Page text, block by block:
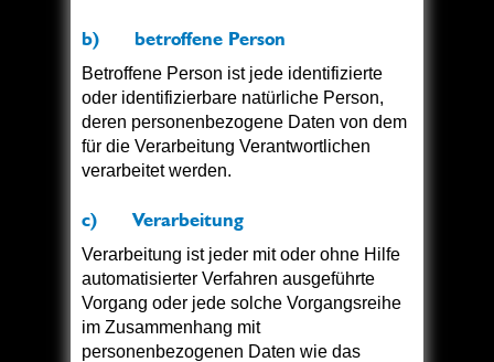
b) betroffene Person
Betroffene Person ist jede identifizierte
oder identifizierbare natürliche Person,
deren personenbezogene Daten von dem
für die Verarbeitung Verantwortlichen
verarbeitet werden.
c) Verarbeitung
Verarbeitung ist jeder mit oder ohne Hilfe
automatisierter Verfahren ausgeführte
Vorgang oder jede solche Vorgangsreihe
im Zusammenhang mit
personenbezogenen Daten wie das